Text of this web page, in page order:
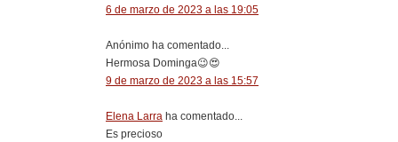
6 de marzo de 2023 a las 19:05
Anónimo ha comentado...
Hermosa Dominga😉😍
9 de marzo de 2023 a las 15:57
Elena Larra ha comentado...
Es precioso